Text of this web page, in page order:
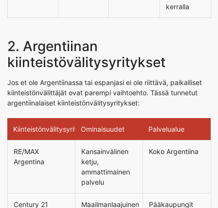
kerralla
2. Argentiinan
kiinteistövälitysyritykset
Jos et ole Argentiinassa tai espanjasi ei ole riittävä, paikalliset
kiinteistönvälittäjät ovat parempi vaihtoehto. Tässä tunnetut
argentiinalaiset kiinteistönvälitysyritykset:
KiinteistönvälitysyritysOminaisuudet Palvelualue
RE/MAX
Argentina
Kansainvälinen
ketju,
ammattimainen
palvelu
Koko Argentiina
Century 21 Maailmanlaajuinen Pääkaupungit